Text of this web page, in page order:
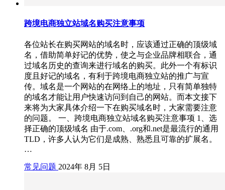
跨境电商独立站域名购买注意事项
各位站长在购买网站的域名时，应该通过正确的顶级域
名，借助简单好记的优势，使之与企业品牌相联合，通
过域名历史的查询来进行域名的购买。此外一个有标识
度且好记的域名，有利于跨境电商独立站的推广与宣
传。域名是一个网站的在网络上的地址，只有简单独特
的域名才能让用户快速访问到自己的网站。而本文接下
来将为大家具体介绍一下在购买域名时，大家需要注意
的问题。 一、跨境电商独立站域名购买注意事项 1、选
择正确的顶级域名 由于.com、.org和.net是最流行的通用
TLD，许多人认为它们是成熟、熟悉且可靠的扩展名。
…
常见问题 2024年 8月 5日